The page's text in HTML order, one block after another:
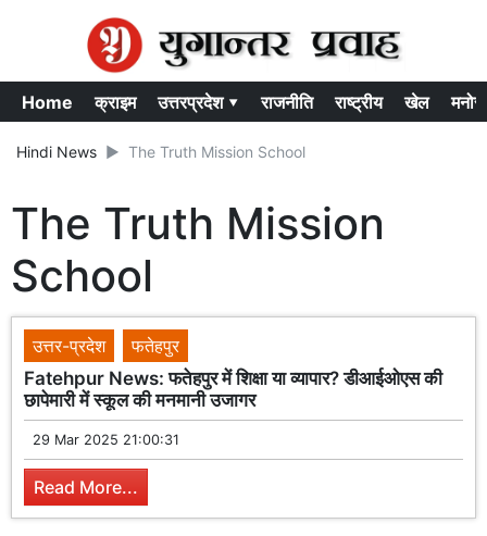
Home क्राइम उत्तरप्रदेश ▾ राजनीति राष्ट्रीय खेल
Hindi News The Truth Mission School
The Truth Mission
School
उत्तर-प्रदेश
फतेहपुर
Fatehpur News: फतेहपुर में शिक्षा या व्यापार? डीआईओएस की
छापेमारी में स्कूल की मनमानी उजागर
29 Mar 2025 21:00:31
Read More...